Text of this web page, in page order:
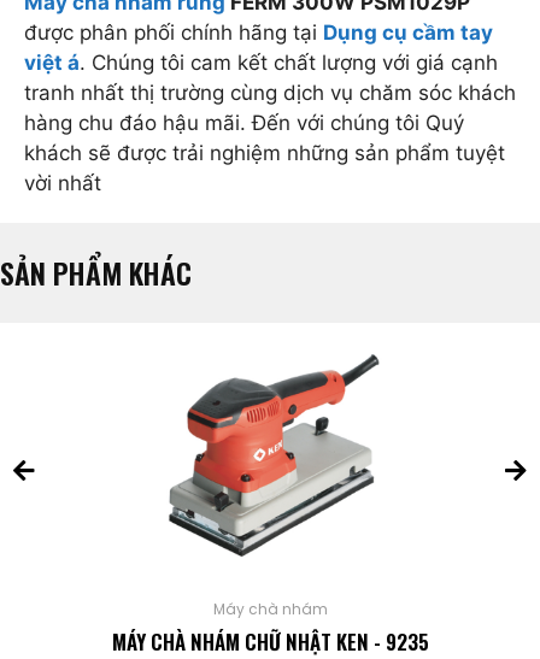
được phân phối chính hãng tại Dụng cụ cầm tay
việt á. Chúng tôi cam kết chất lượng với giá cạnh
tranh nhất thị trường cùng dịch vụ chăm sóc khách
hàng chu đáo hậu mãi. Đến với chúng tôi Quý
khách sẽ được trải nghiệm những sản phẩm tuyệt
vời nhất
SẢN PHẨM KHÁC
Máy chà nhám
MÁY CHÀ NHÁM CHỮ NHẬT KEN - 9235